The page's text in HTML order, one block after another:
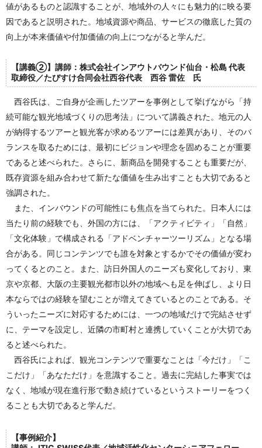
値があるものと認識することが、地域外の人々にも魅力的に映る要
因であると説明された。地域資源や商品、サービスの徹底した質の
向上が本来価値や付加価値の向上につながると学んだ。
【講義②】講師：株式会社インアウトバウンド仙台・松島 代表
取締役／たびすけ合同会社西谷代表 西谷 雷佐 氏
西谷氏は、ご自身が企画したツアーを事例として挙げながら「持
続可能な観光地域づくりの思考法」について講義された。地元の人
が納得するツアーと観光客が求めるツアーには差異があり、そのバ
ランスを取るためには、最初にビジョンや理念を固めることが重要
であると述べられた。さらに、新商品を開発することも重要だが、
既存資源を組み合わせて新たな価値を生み出すことも大切であると
強調された。
また、インバウンドの可能性にも焦点を当てられた。日本人には
当たり前の経験でも、外国の方には、「アクティビティ」「自然」
「文化体験」で構成される「アドベンチャーツーリズム」となる場
合がある。同じコンテンツでも誰を対象とするかでその価値が変わ
ってくるとのこと。また、訪日外国人のニーズも変化しており、東
京や京都、大阪の主要観光都市以外の地域へも足を伸ばし、より日
本ならではの経験を望むことが増えてきているとのことである。そ
ういったニーズに対応するためには、一つの地域だけで完結させず
に、テーマを設定し、近隣の市町村と連携していくことが大切であ
ると述べられた。
西谷氏によれば、観光コンテンツで重要なことは「今だけ」「こ
こだけ」「あなただけ」を意識すること。過去に完結した事実では
なく、地域が現在進行形で動き続けているというストーリーをつく
ることも大切であると学んだ。
【事例紹介】